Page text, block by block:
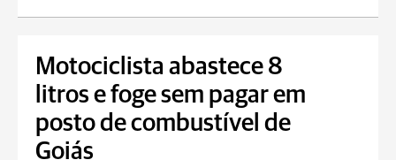
Motociclista abastece 8
litros e foge sem pagar em
posto de combustível de
Goiás